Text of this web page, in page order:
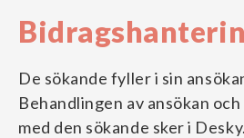
De sökande fyller i sin
Behandlingen av ansökan
med den sökande sker i Desky.